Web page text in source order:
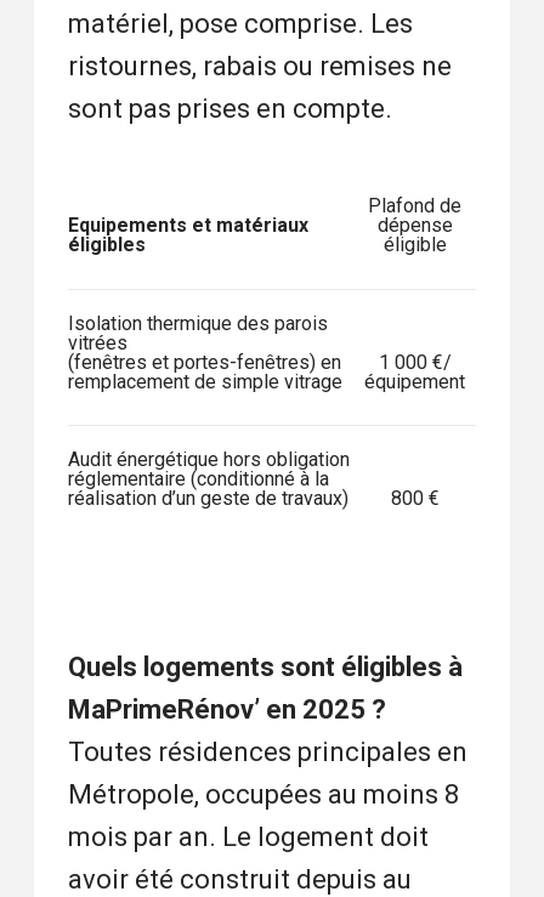
matériel, pose comprise. Les
ristournes, rabais ou remises ne
sont pas prises en compte.
Equipements et matériaux
éligibles
Plafond de
dépense
éligible
Isolation thermique des parois
vitrées
(fenêtres et portes-fenêtres) en
remplacement de simple vitrage
1 000 €/
équipement
Audit énergétique hors obligation
réglementaire (conditionné à la
réalisation d’un geste de travaux)
800 €
Quels logements sont éligibles à
MaPrimeRénov’ en 2025 ?
Toutes résidences principales en
Métropole, occupées au moins 8
mois par an. Le logement doit
avoir été construit depuis au